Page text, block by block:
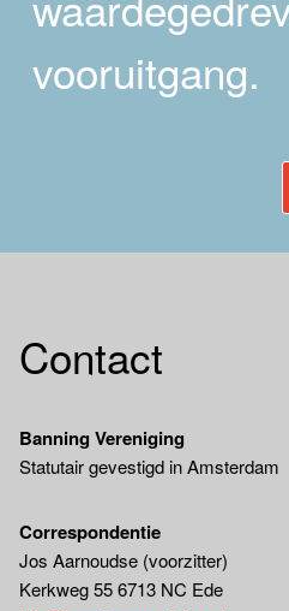
vooruitgang.
Contact
Banning Vereniging
Statutair gevestigd in Amsterdam
Correspondentie
Jos Aarnoudse (voorzitter)
Kerkweg 55 6713 NC Ede